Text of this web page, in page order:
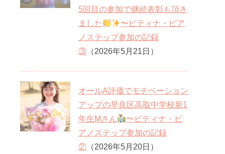
5回目の参加で継続表彰も頂き
ました
〜ピティナ・ピア
ノステップ参加の記録
③ （2026年5月21日）
オールA評価でモチベーション
アップの早良区高取中学校新1
年生Mさん
〜ピティナ・ピ
アノステップ参加の記録
② （2026年5月20日）